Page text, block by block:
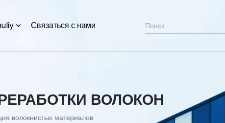
Связаться с нами
ВОЛОКОН
волокнистых материалов